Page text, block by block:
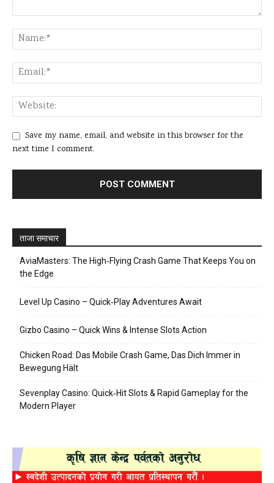
Save my name, email, and website in this browser for the
next time I comment.
ताजा समाचार
AviaMasters: The High‑Flying Crash Game That Keeps You on
the Edge
Level Up Casino – Quick‑Play Adventures Await
Gizbo Casino – Quick Wins & Intense Slots Action
Chicken Road: Das Mobile Crash Game, Das Dich Immer in
Bewegung Hält
Sevenplay Casino: Quick‑Hit Slots & Rapid Gameplay for the
Modern Player